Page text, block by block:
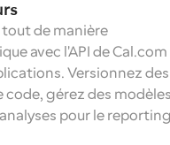
de manière
avec l'API de Cal.com
Versionnez
code, gérez des
pour le